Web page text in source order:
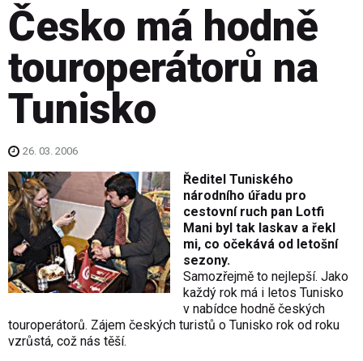
Česko má hodně
touroperátorů na
Tunisko
26. 03. 2006
Ředitel Tuniského
národního úřadu pro
cestovní ruch pan Lotfi
Mani byl tak laskav a řekl
mi, co očekává od letošní
sezony.
Samozřejmě to nejlepší. Jako
každý rok má i letos Tunisko
v nabídce hodně českých
touroperátorů. Zájem českých turistů o Tunisko rok od roku
vzrůstá, což nás těší.